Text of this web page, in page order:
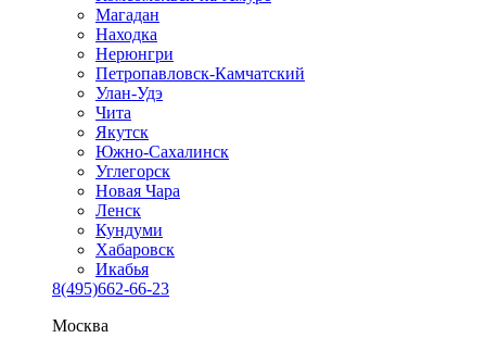
Магадан
Находка
Нерюнгри
Петропавловск-Камчатский
Улан-Удэ
Чита
Якутск
Южно-Сахалинск
Углегорск
Новая Чара
Ленск
Кундуми
Хабаровск
Икабья
8(495)662-66-23
Москва